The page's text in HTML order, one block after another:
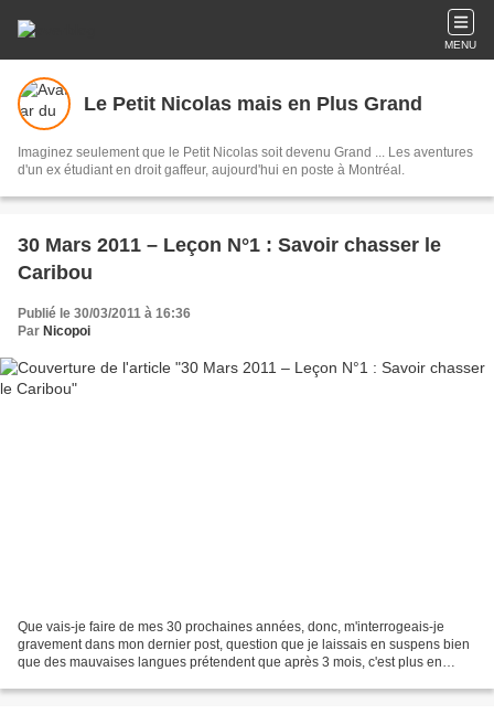
MENU
Le Petit Nicolas mais en Plus Grand
Imaginez seulement que le Petit Nicolas soit devenu Grand ... Les aventures
d'un ex étudiant en droit gaffeur, aujourd'hui en poste à Montréal.
30 Mars 2011 – Leçon N°1 : Savoir chasser le
Caribou
Publié le 30/03/2011 à 16:36
Par Nicopoi
Que vais-je faire de mes 30 prochaines années, donc, m'interrogeais-je
gravement dans mon dernier post, question que je laissais en suspens bien
que des mauvaises langues prétendent que après 3 mois, c'est plus en